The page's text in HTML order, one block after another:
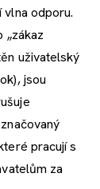
odporu.
„zákaz
uživatelský
jsou
pracují s
za